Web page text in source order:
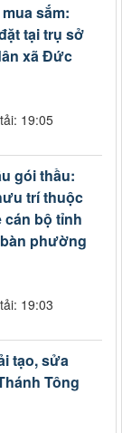
sắm:
tại trụ sở
xã Đức
19:05
gói thầu:
trí thuộc
cán bộ tỉnh
phường
19:03
tạo, sửa
Tông